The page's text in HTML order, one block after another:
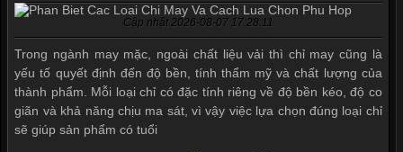
Cập nhật 2026-08-07 17:28:11
Trong ngành may mặc, ngoài chất liệu vải thì chỉ may cũng là
yếu tố quyết định đến độ bền, tính thẩm mỹ và chất lượng của
thành phẩm. Mỗi loại chỉ có đặc tính riêng về độ bền kéo, độ co
giãn và khả năng chịu ma sát, vì vậy việc lựa chọn đúng loại chỉ
sẽ giúp sản phẩm có tuổi